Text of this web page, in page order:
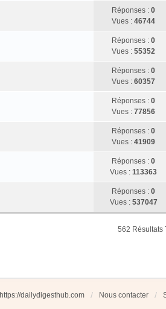
Réponses : 0
Vues : 46744
Réponses : 0
Vues : 55352
Réponses : 0
Vues : 60357
Réponses : 0
Vues : 77856
Réponses : 0
Vues : 41909
Réponses : 0
Vues : 113363
Réponses : 0
Vues : 537047
562 Résultats
https://dailydigesthub.com Nous contacter